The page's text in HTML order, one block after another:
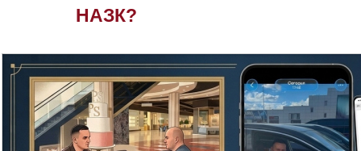
НАЗК?